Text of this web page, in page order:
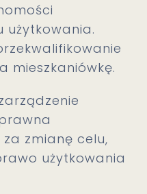
użytkowania.
mieszkaniówkę.
zmianę celu,
użytkowania